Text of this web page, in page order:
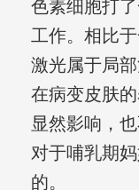
色素细胞打
工作。相比
激光属于局
在病变皮肤
显然影响，
对于哺乳期
的。